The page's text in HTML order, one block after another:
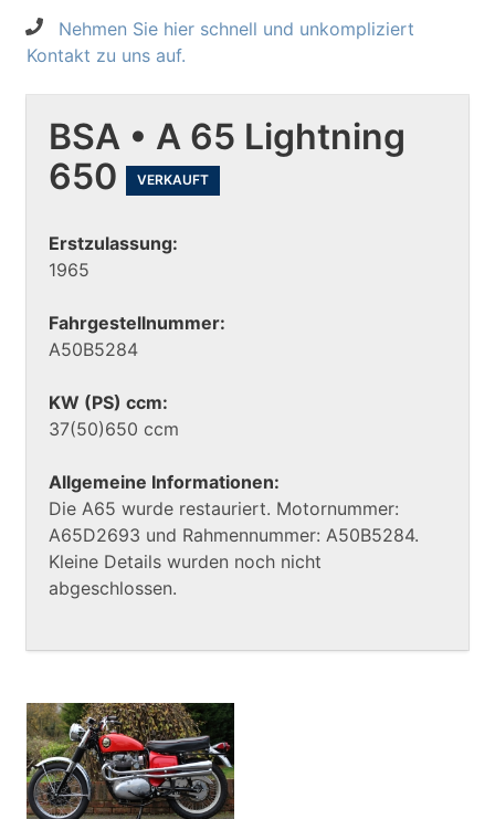
Nehmen Sie hier schnell und unkompliziert
Kontakt zu uns auf.
BSA • A 65 Lightning
650
VERKAUFT
Erstzulassung:
1965
Fahrgestellnummer:
A50B5284
KW (PS) ccm:
37(50)650 ccm
Allgemeine Informationen:
Die A65 wurde restauriert. Motornummer:
A65D2693 und Rahmennummer: A50B5284.
Kleine Details wurden noch nicht
abgeschlossen.